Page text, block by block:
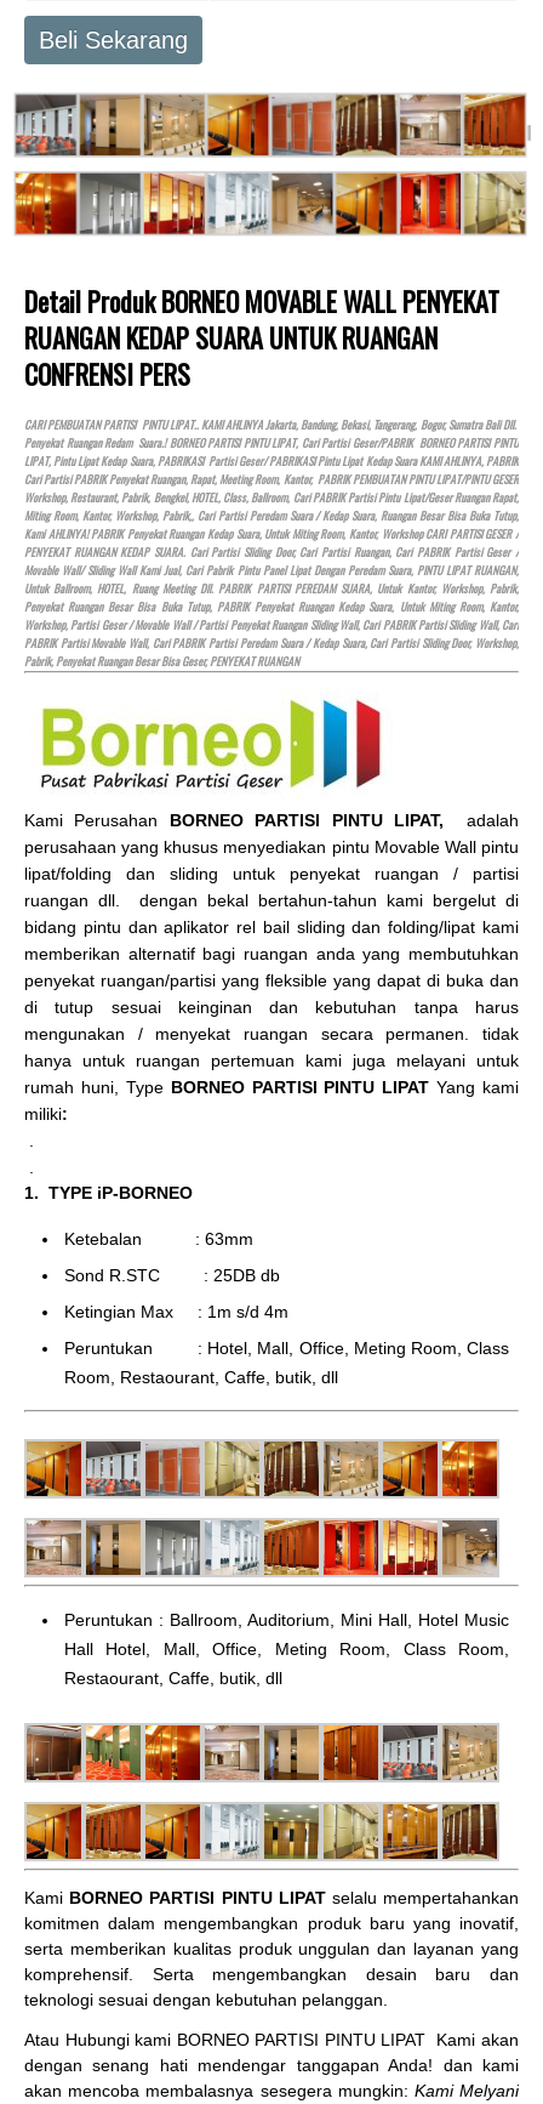
Beli Sekarang
Detail Produk BORNEO MOVABLE WALL PENYEKAT
RUANGAN KEDAP SUARA UNTUK RUANGAN
CONFRENSI PERS
CARI PEMBUATAN PARTISI PINTU LIPAT.. KAMI AHLINYA Jakarta, Bandung, Bekasi, Tangerang, Bogor, Sumatra Bali Dll.
Penyekat Ruangan Redam Suara.! BORNEO PARTISI PINTU LIPAT, Cari Partisi Geser/PABRIK BORNEO PARTISI PINTU
LIPAT, Pintu Lipat Kedap Suara, PABRIKASI Partisi Geser/ PABRIKASI Pintu Lipat Kedap Suara KAMI AHLINYA, PABRIK
Cari Partisi PABRIK Penyekat Ruangan, Rapat, Meeting Room, Kantor, PABRIK PEMBUATAN PINTU LIPAT/PINTU GESER
Workshop, Restaurant, Pabrik, Bengkel,HOTEL, Class, Ballroom, Cari PABRIK Partisi Pintu Lipat/Geser Ruangan Rapat,
Miting Room, Kantor, Workshop, Pabrik,, Cari Partisi Peredam Suara / Kedap Suara, Ruangan Besar Bisa Buka Tutup,
Kami AHLINYA! PABRIK Penyekat Ruangan Kedap Suara, Untuk Miting Room, Kantor, Workshop CARI PARTISI GESER /
PENYEKAT RUANGAN KEDAP SUARA. Cari Partisi Sliding Door, Cari Partisi Ruangan, Cari PABRIK Partisi Geser /
Movable Wall/ Sliding Wall Kami Jual, Cari Pabrik Pintu Panel Lipat Dengan Peredam Suara, PINTU LIPAT RUANGAN,
Untuk Ballroom,HOTEL, Ruang Meeting Dll. PABRIK PARTISI PEREDAM SUARA, Untuk Kantor, Workshop, Pabrik,
Penyekat Ruangan Besar Bisa Buka Tutup, PABRIK Penyekat Ruangan Kedap Suara, Untuk Miting Room, Kantor,
Workshop, Partisi Geser / Movable Wall / Partisi Penyekat Ruangan Sliding Wall, Cari PABRIK Partisi Sliding Wall, Cari
PABRIK Partisi Movable Wall, Cari PABRIK Partisi Peredam Suara / Kedap Suara, Cari Partisi Sliding Door, Workshop,
Pabrik, Penyekat Ruangan Besar Bisa Geser, PENYEKAT RUANGAN
Kami Perusahan BORNEO PARTISI PINTU LIPAT, adalah
perusahaan yang khusus menyediakan pintu Movable Wall pintu
lipat/folding dan sliding untuk penyekat ruangan / partisi
ruangan dll. dengan bekal bertahun-tahun kami bergelut di
bidang pintu dan aplikator rel bail sliding dan folding/lipat kami
memberikan alternatif bagi ruangan anda yang membutuhkan
penyekat ruangan/partisi yang fleksible yang dapat di buka dan
di tutup sesuai keinginan dan kebutuhan tanpa harus
mengunakan / menyekat ruangan secara permanen. tidak
hanya untuk ruangan pertemuan kami juga melayani untuk
rumah huni, Type BORNEO PARTISI PINTU LIPAT Yang kami
miliki:
1. TYPE iP-BORNEO
Ketebalan : 63mm
Sond R.STC : 25DB db
Ketingian Max : 1m s/d 4m
Peruntukan : Hotel, Mall, Office, Meting Room, Class
Room, Restaourant, Caffe, butik, dll
Peruntukan : Ballroom, Auditorium, Mini Hall, Hotel Music
Hall Hotel, Mall, Office, Meting Room, Class Room,
Restaourant, Caffe, butik, dll
Kami BORNEO PARTISI PINTU LIPATselalu mempertahankan
komitmen dalam mengembangkan produk baru yang inovatif,
serta memberikan kualitas produk unggulan dan layanan yang
komprehensif. Serta mengembangkan desain baru dan
teknologi sesuai dengan kebutuhan pelanggan.
Atau Hubungi kami BORNEO PARTISI PINTU LIPAT
Kami akan
dengan senang hati mendengar tanggapan Anda! dan kami
akan mencoba membalasnya sesegera mungkin: Kami Melyani